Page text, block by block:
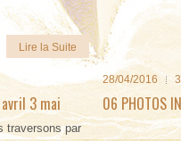
Lire la Suite
avril 3 mai
traversons par
28/04/2016
06 PHOTOS